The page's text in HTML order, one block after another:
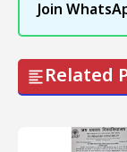
Join
Related